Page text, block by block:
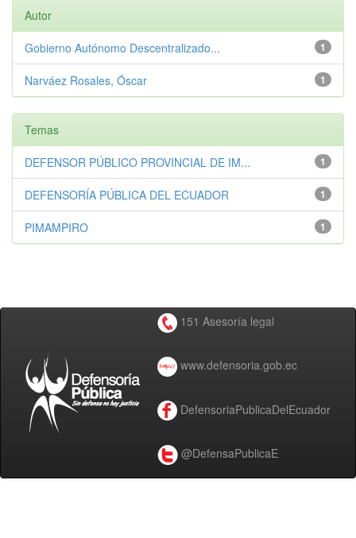
Autor
1
Gobierno Autónomo Descentralizado...
1
Narváez Rosales, Óscar
Temas
1
DEFENSOR PÚBLICO PROVINCIAL DE IM...
1
DEFENSORÍA PÚBLICA DEL ECUADOR
1
PIMAMPIRO
151 Asesoría legal
www.defensoria.gob.ec
DefensoriaPublicaDelEcuador
@DefensaPublicaE